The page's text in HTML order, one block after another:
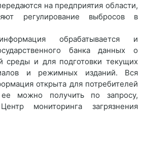
на предприятия области,
регулирование выбросов в
обрабатывается и
банка данных о
среды и для подготовки текущих
и режимных изданий. Вся
открыта для потребителей
можно получить по запросу,
мониторинга загрязнения